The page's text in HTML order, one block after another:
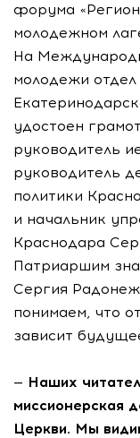
форума
молодежном
На
молодежи
удостоен
руководитель
руководитель
политики
и начальник
Краснодара
Патриаршим
Сергия
понимаем, что
зависит
— Наших
миссионерская
Церкви. Мы